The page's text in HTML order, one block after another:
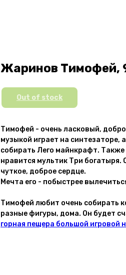
Жаринов Тимофей,
Out of stock
Тимофей - очень ласковый,
музыкой играет на синтезаторе,
собирать Лего майнкрафт.
нравится мультик Три богатыря.
чуткое, доброе сердце.
Мечта его - побыстрее
Тимофей любит очень собирать
разные фигуры, дома. Он будет
горная пещера большой игровой